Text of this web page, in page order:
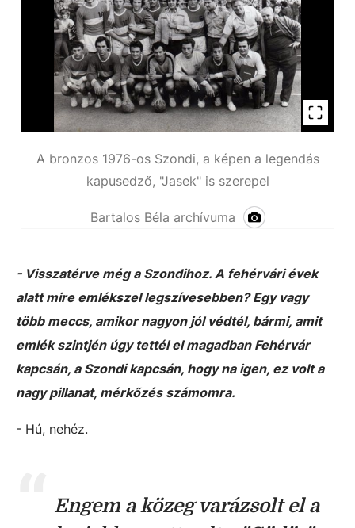
A bronzos 1976-os Szondi, a képen a legendás
kapusedző, "Jasek" is szerepel
Bartalos Béla archívuma
- Visszatérve még a Szondihoz. A fehérvári évek
alatt mire emlékszel legszívesebben? Egy vagy
több meccs, amikor nagyon jól védtél, bármi, amit
emlék szintjén úgy tettél el magadban Fehérvár
kapcsán, a Szondi kapcsán, hogy na igen, ez volt a
nagy pillanat, mérkőzés számomra.
- Hú, nehéz.
Engem a közeg varázsolt el a